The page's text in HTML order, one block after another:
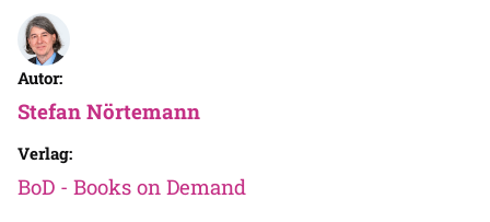
Autor:
Stefan Nörtemann
Verlag:
BoD - Books on Demand